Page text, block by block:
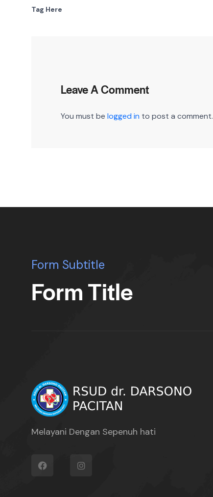
Tag Here
Leave A Comment
You must be logged in to post a comment.
Form Subtitle
Form Title
Melayani Dengan Sepenuh hati